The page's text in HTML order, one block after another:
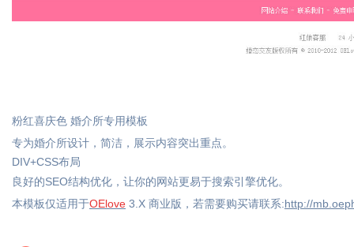
粉红喜庆色 婚介所专用模板
专为婚介所设计，简洁，展示内容突出重点。
DIV+CSS布局
良好的SEO结构优化，让你的网站更易于搜索引擎优化。
本模板仅适用于OElove 3.X 商业版，若需要购买请联系:http://